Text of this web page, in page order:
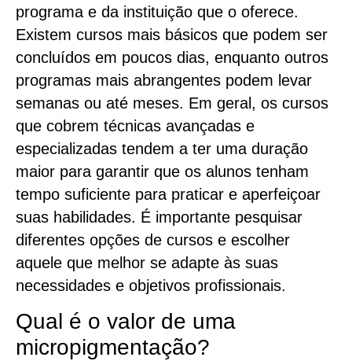
programa e da instituição que o oferece.
Existem cursos mais básicos que podem ser
concluídos em poucos dias, enquanto outros
programas mais abrangentes podem levar
semanas ou até meses. Em geral, os cursos
que cobrem técnicas avançadas e
especializadas tendem a ter uma duração
maior para garantir que os alunos tenham
tempo suficiente para praticar e aperfeiçoar
suas habilidades. É importante pesquisar
diferentes opções de cursos e escolher
aquele que melhor se adapte às suas
necessidades e objetivos profissionais.
Qual é o valor de uma
micropigmentação?